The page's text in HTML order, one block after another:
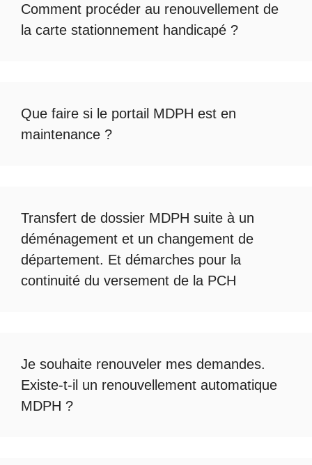
Comment procéder au renouvellement de
la carte stationnement handicapé ?
Que faire si le portail MDPH est en
maintenance ?
Transfert de dossier MDPH suite à un
déménagement et un changement de
département. Et démarches pour la
continuité du versement de la PCH
Je souhaite renouveler mes demandes.
Existe-t-il un renouvellement automatique
MDPH ?